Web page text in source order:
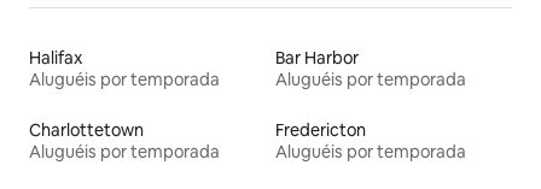
Halifax
Aluguéis por temporada
Bar Harbor
Aluguéis por temporada
Charlottetown
Aluguéis por temporada
Fredericton
Aluguéis por temporada